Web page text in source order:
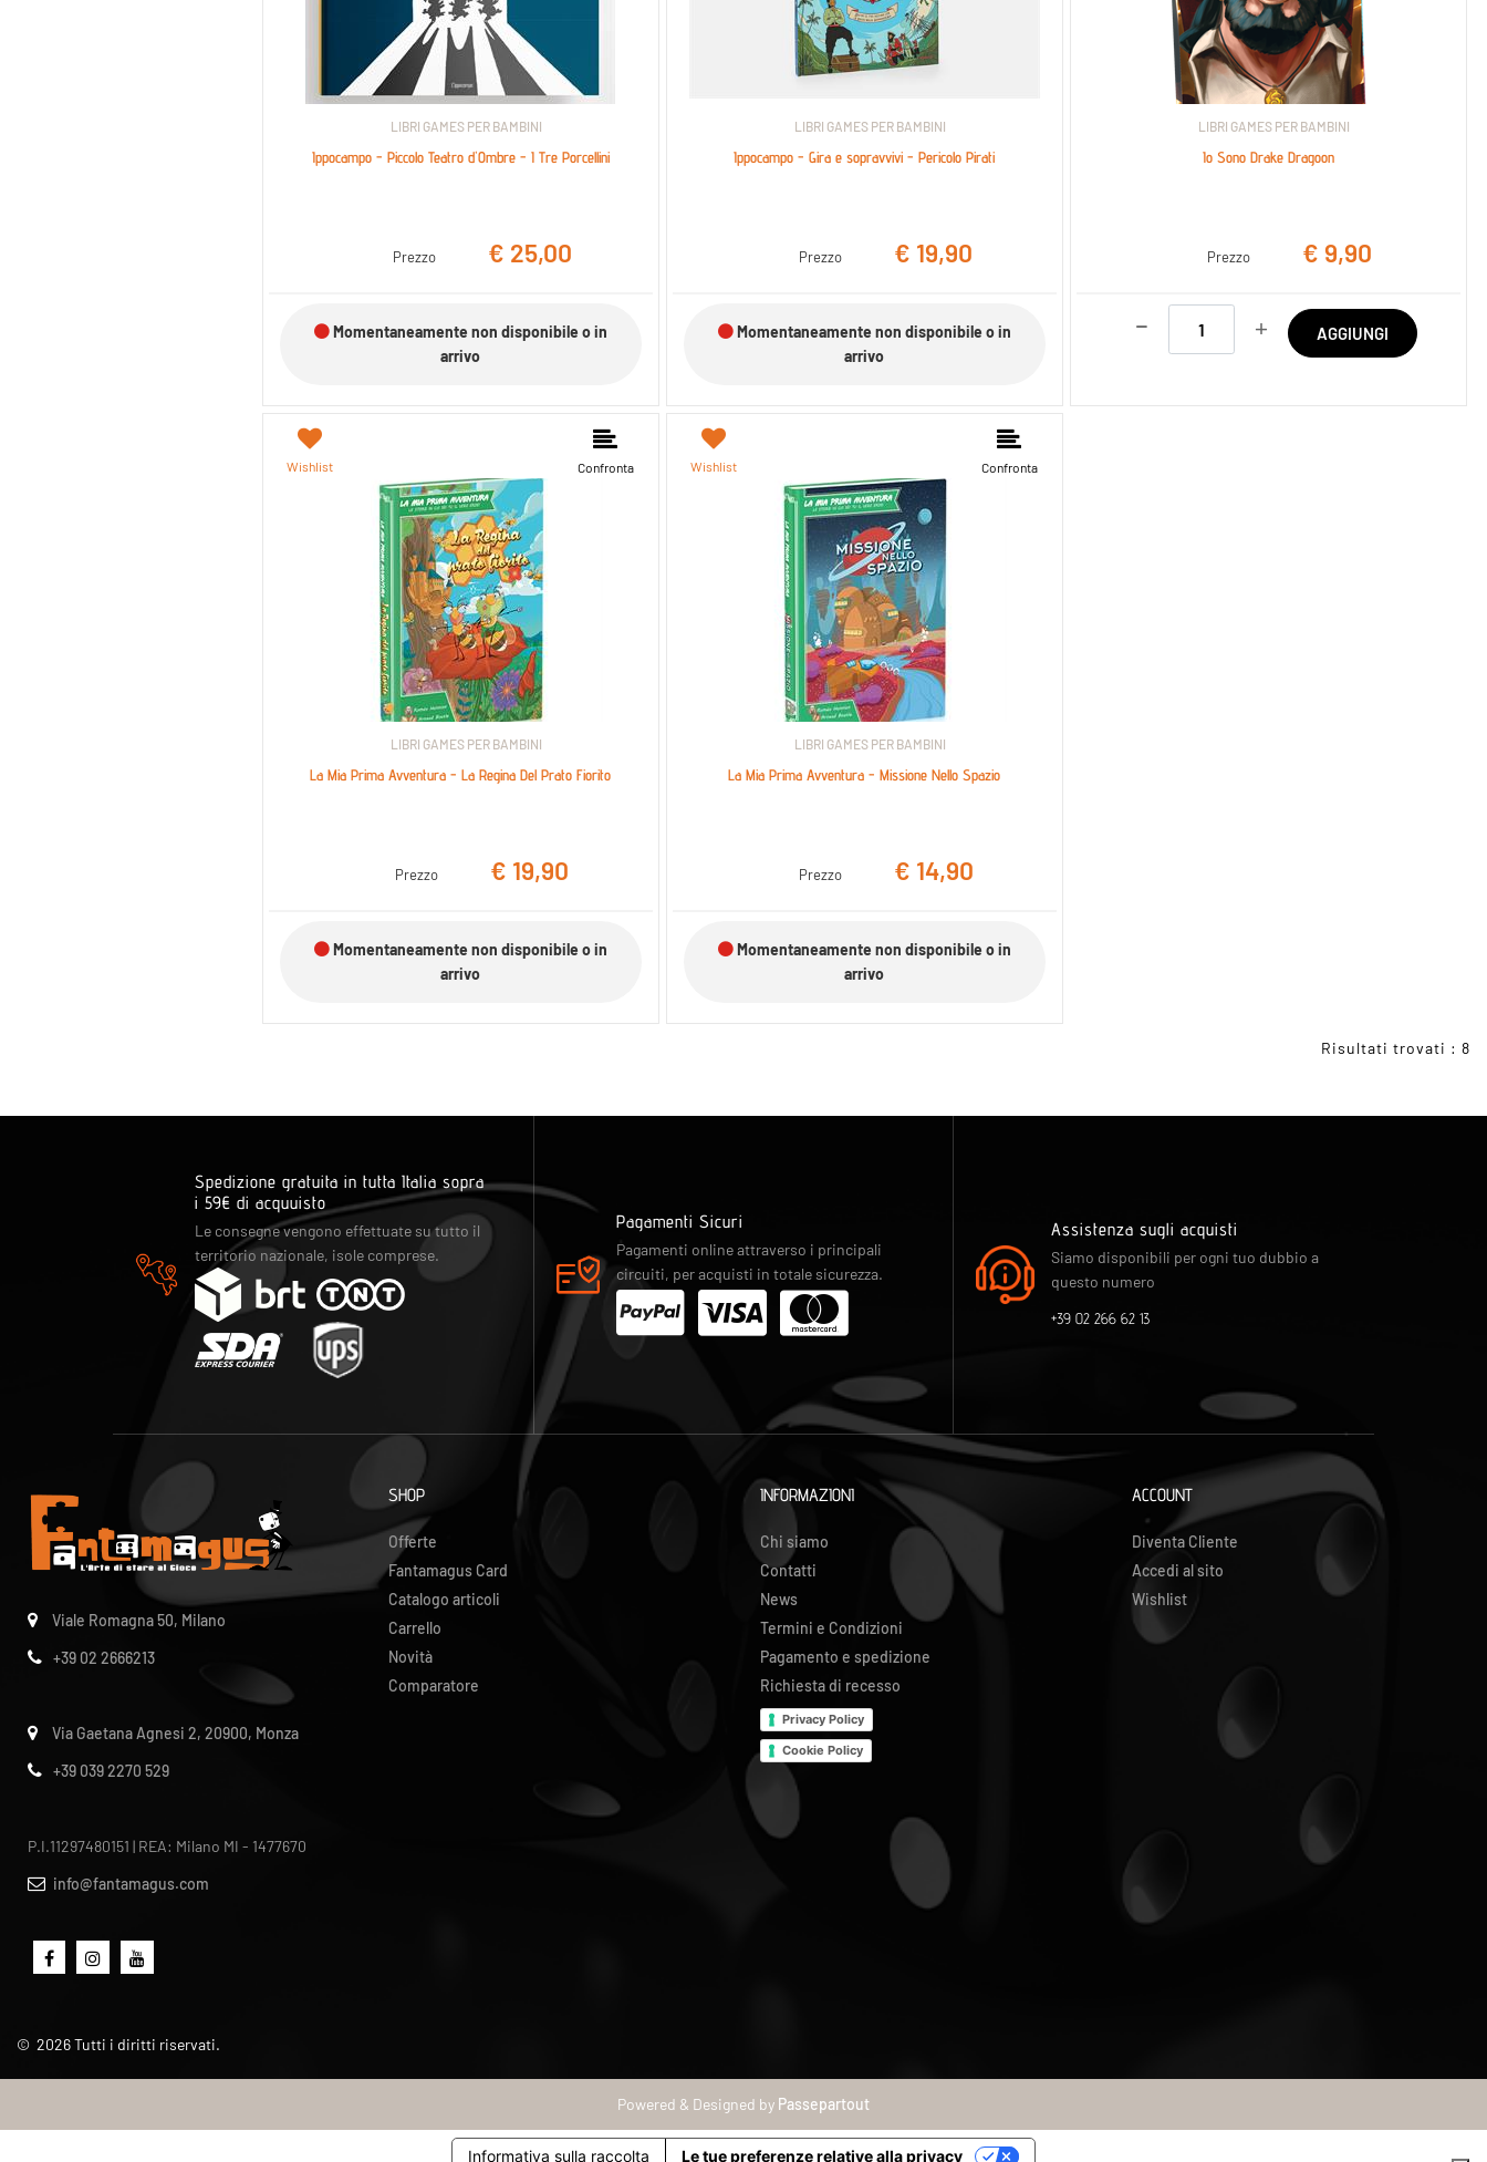
LIBRI GAMES PER BAMBINI
Ippocampo - Piccolo Teatro d'Ombre - I Tre Porcellini
Prezzo € 25,00
Momentaneamente non disponibile o in
arrivo
LIBRI GAMES PER BAMBINI
Ippocampo - Gira e sopravvivi - Pericolo Pirati
Prezzo € 19,90
Momentaneamente non disponibile o in
arrivo
LIBRI GAMES PER BAMBINI
Io Sono Drake Dragoon
Prezzo € 9,90
AGGIUNGI
Wishlist Confronta
LIBRI GAMES PER BAMBINI
La Mia Prima Avventura - La Regina Del Prato Fiorito
Prezzo € 19,90
Momentaneamente non disponibile o in
arrivo
Wishlist Confronta
LIBRI GAMES PER BAMBINI
La Mia Prima Avventura - Missione Nello Spazio
Prezzo € 14,90
Momentaneamente non disponibile o in
arrivo
Risultati trovati : 8
Spedizione gratuita in tutta Italia sopra
i 59€ di acquuisto
Le consegne vengono effettuate su tutto il
territorio nazionale, isole comprese.
Pagamenti Sicuri
Pagamenti online attraverso i principali
circuiti, per acquisti in totale sicurezza.
Assistenza sugli acquisti
Siamo disponibili per ogni tuo dubbio a
questo numero
+39 02 266 62 13
Viale Romagna 50, Milano
+39 02 2666213
Via Gaetana Agnesi 2, 20900, Monza
+39 039 2270 529
P.I.11297480151 | REA: Milano MI - 1477670
info@fantamagus.com
SHOP
Offerte
Fantamagus Card
Catalogo articoli
Carrello
Novità
Comparatore
INFORMAZIONI
Chi siamo
Contatti
News
Termini e Condizioni
Pagamento e spedizione
Richiesta di recesso
Privacy Policy
Cookie Policy
ACCOUNT
Diventa Cliente
Accedi al sito
Wishlist
© 2026Tutti i diritti riservati.
Powered & Designed by Passepartout
Informativa sulla raccolta Le tue preferenze relative alla privacy